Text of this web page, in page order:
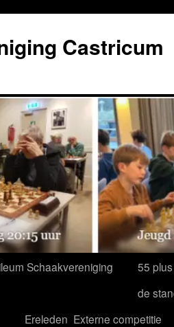
Castricum
Schaakvereniging
55
de
Ereleden Externe competitie